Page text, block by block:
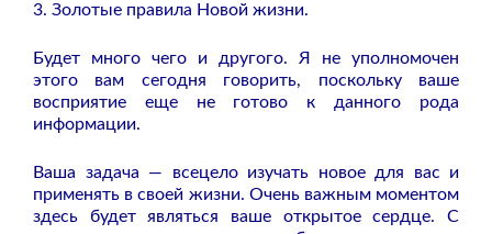
3. Золотые правила Новой жизни.
Будет много чего и другого. Я не уполномочен
этого вам сегодня говорить, поскольку ваше
восприятие еще не готово к данного рода
информации.
Ваша задача — всецело изучать новое для вас и
применять в своей жизни. Очень важным моментом
здесь будет являться ваше открытое сердце. С